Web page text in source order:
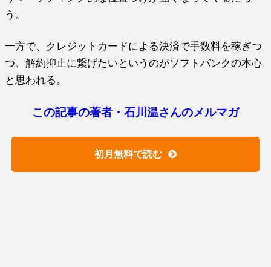
う。
一方で、クレジットカードによる決済で手数料を稼ぎつ
つ、解約抑止に繋げたいというのがソフトバンクの本心
と思われる。
この記事の著者・石川温さんのメルマガ
初月無料で読む